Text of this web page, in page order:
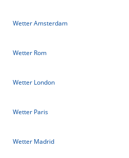
Wetter Amsterdam
Wetter Rom
Wetter London
Wetter Paris
Wetter Madrid